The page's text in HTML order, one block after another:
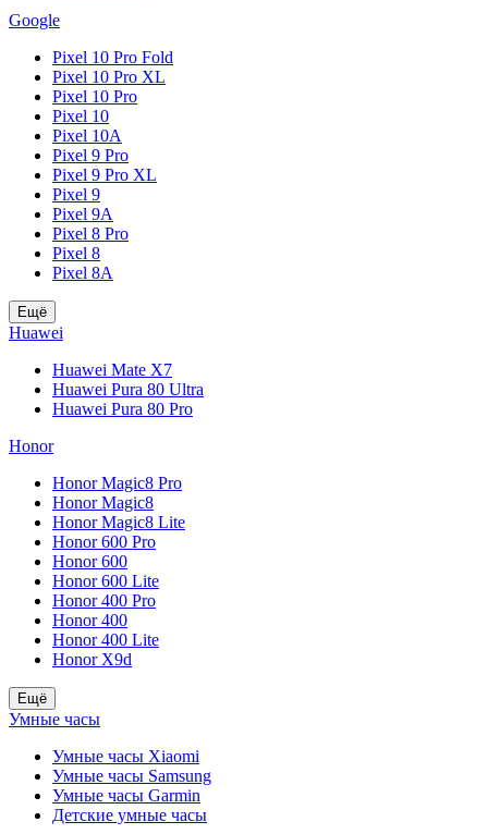
Google
Pixel 10 Pro Fold
Pixel 10 Pro XL
Pixel 10 Pro
Pixel 10
Pixel 10A
Pixel 9 Pro
Pixel 9 Pro XL
Pixel 9
Pixel 9A
Pixel 8 Pro
Pixel 8
Pixel 8A
Ещё
Huawei
Huawei Mate X7
Huawei Pura 80 Ultra
Huawei Pura 80 Pro
Honor
Honor Magic8 Pro
Honor Magic8
Honor Magic8 Lite
Honor 600 Pro
Honor 600
Honor 600 Lite
Honor 400 Pro
Honor 400
Honor 400 Lite
Honor X9d
Ещё
Умные часы
Умные часы Xiaomi
Умные часы Samsung
Умные часы Garmin
Детские умные часы